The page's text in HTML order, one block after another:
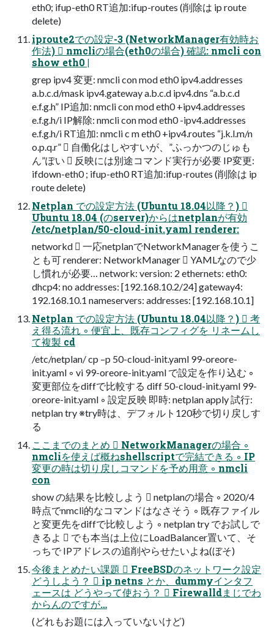
eth0; ifup-eth0 RT追加:ifup-routes (削除は ip route
delete)
iproute2での設定-3 (NetworkManager有効時お
作法)  nmcliの場合(eth0の場合) 確認: nmcli con
show eth0 |
grep ipv4 変更: nmcli con mod eth0 ipv4.addresses
a.b.c.d/mask ipv4.gateway a.b.c.d ipv4.dns “a.b.c.d
e.f.g.h” IP追加: nmcli con mod eth0 +ipv4.addresses
e.f.g.h/i IP解除: nmcli con mod eth0 -ipv4.addresses
e.f.g.h/i RT追加: nmcli c m eth0 +ipv4.routes “j.k.l.m/n
o.p.q.r”  自働化はしやすいが、”ふっかつのじゅも
ん”ぽい  反映には別途コマンド実行が必要 IP変更:
ifdown-eth0 ; ifup-eth0 RT追加:ifup-routes (削除は ip
route delete)
Netplan での設定方法 (Ubuntu 18.04以降？) 
Ubuntu 18.04 (のserver)からはnetplanが有効
/etc/netplan/50-cloud-init.yaml renderer:
networkd  一応netplanでNetworkManagerを使うこ
とも可 renderer: NetworkManager  YAMLなので少
し慣れが必要… network: version: 2 ethernets: eth0:
dhcp4: no addresses: [192.168.10.2/24] gateway4:
192.168.10.1 nameservers: addresses: [192.168.10.1]
Netplan での設定方法 (Ubuntu 18.04以降？)  考
え得る流れ ◦ 便宜上、既存コンフィグを リネームし
て複製 cd
/etc/netplan/ cp –p 50-cloud-init.yaml 99-oreore-
init.yaml ◦ vi 99-oreore-init.yaml で設定を作り込む ◦
変更部位をdiffで比較する diff 50-cloud-init.yaml 99-
oreore-init.yaml ◦ 設定反映 即時: netplan apply 試行:
netplan try ※try時は、デフォルト120秒で切り戻しす
る
ここまでのまとめ  NetworkManagerの場合 ◦
nmcliを使えば概ねshellscriptで完結できる ◦ IP
変更の時は切り戻しコマンドを予め用意 ◦ nmcli
con
show の結果を比較しよう  netplanの場合 ◦ 2020/4
時点でnmcli的なコマンドはなさそう ◦ 既存ファイル
と変更先をdiffで比較しよう ◦ netplan try でお試しで
きるよ  でも本当は上位にLoadBalancer置いて、そ
っちで IPアドレスの追削やらせたいよね(ぼそ)
今後まとめたい課題  FreeBSDのネットワーク設定
どうしよう？  ip netns とか、dummyインタフ
ェースは どうやって使おう？  Firewalldまじでわ
からんのですが…
(どれもお題には入っていないけど)